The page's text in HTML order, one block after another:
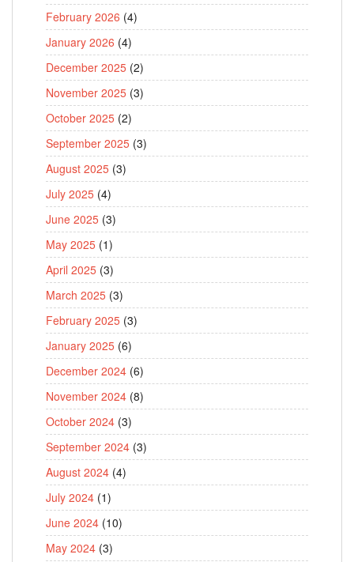
February 2026 (4)
January 2026 (4)
December 2025 (2)
November 2025 (3)
October 2025 (2)
September 2025 (3)
August 2025 (3)
July 2025 (4)
June 2025 (3)
May 2025 (1)
April 2025 (3)
March 2025 (3)
February 2025 (3)
January 2025 (6)
December 2024 (6)
November 2024 (8)
October 2024 (3)
September 2024 (3)
August 2024 (4)
July 2024 (1)
June 2024 (10)
May 2024 (3)